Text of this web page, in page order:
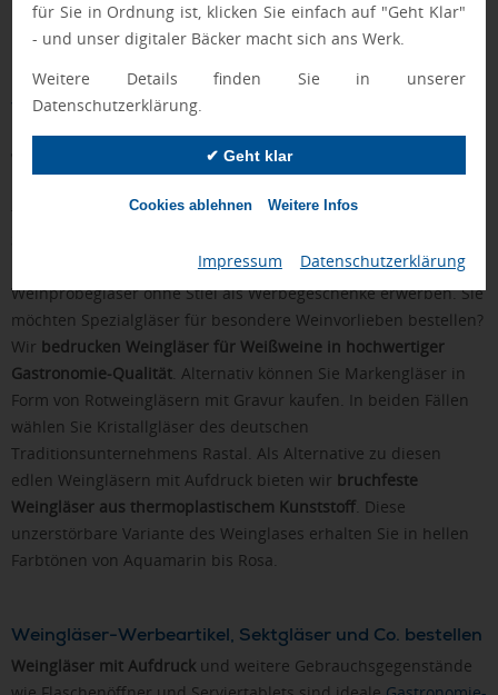
für Sie in Ordnung ist, klicken Sie einfach auf "Geht Klar"
- und unser digitaler Bäcker macht sich ans Werk.
Weitere Details finden Sie in unserer
Datenschutzerklärung.
✔ Geht klar
Cookies ablehnen Weitere Infos
Impressum Datenschutzerklärung
Weinglas bedruckt aus Glas, edlem Kristallglas oder
sind bei Brandible in unterschiedlichen
traditionelle Designs bevorzugen, können Sieklassische
unserem Onlineshop können Sie aber auch günstige
Weinprobegläser ohne Stiel als Werbegeschenke erwerben. Sie
möchten Spezialgläser für besondere Weinvorlieben bestellen?
Wir bedrucken Weingläser für Weißweine in hochwertiger
Gastronomie-Qualität . Alternativ können Sie Markengläser in
Form von Rotweingläsern mit Gravur kaufen. In beiden Fällen
wählen Sie Kristallgläser des deutschen
Traditionsunternehmens Rastal. Als Alternative zu diesen
edlen Weingläsern mit Aufdruck bieten wir bruchfeste
Weingläser aus thermoplastischem Kunststoff . Diese
unzerstörbare Variante des Weinglases erhalten Sie in hellen
Farbtönen von Aquamarin bis Rosa.
Weingläser-Werbeartikel, Sektgläser und Co. bestellen
Weingläser mit Aufdruck und weitere Gebrauchsgegenstände